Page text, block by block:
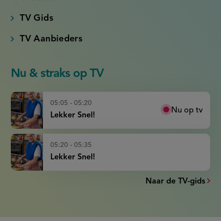
TV Gids
TV Aanbieders
Nu & straks op TV
05:05 - 05:20
Lekker Snel!
Nu op tv
05:20 - 05:35
Lekker Snel!
Naar de TV-gids